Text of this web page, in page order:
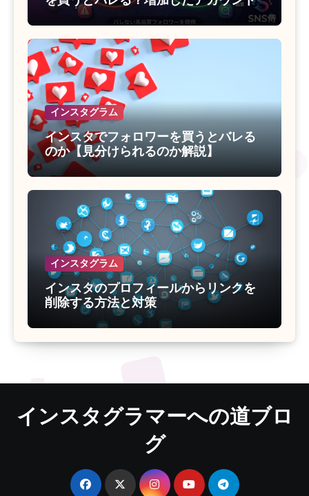
を徹底チェック
インスタグラム
インスタでフォロワーを買うとバレる
のか【見分けられるのか解説】
インスタグラム
インスタのプロフィールからリンクを
削除する方法と対策
インスタグラマーへの道ブロ
グ